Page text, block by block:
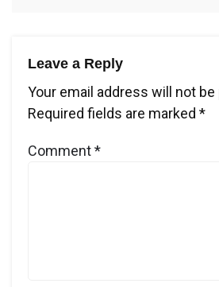
Leave a Reply
Your email address will not be
Required fields are marked *
Comment*